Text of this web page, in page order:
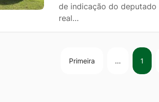
de indicação do deputado
real…
Primeira ... 1